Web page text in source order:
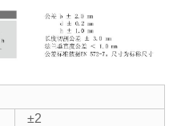
±2